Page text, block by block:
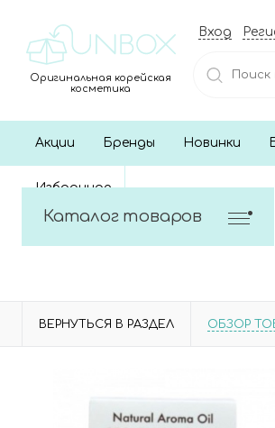
Оригинальная корейская
косметика
Вход
Акции Бренды Новинки
Избранное
Каталог товаров
ВЕРНУТЬСЯ В РАЗДЕЛ ОБЗОР